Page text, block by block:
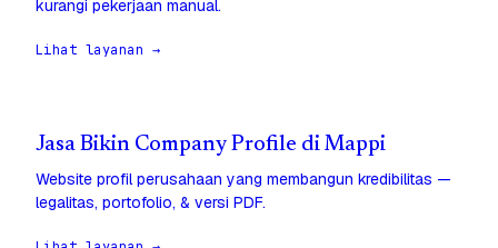
kurangi pekerjaan manual.
Lihat layanan →
Jasa Bikin Company Profile di Mappi
Website profil perusahaan yang membangun kredibilitas —
legalitas, portofolio, & versi PDF.